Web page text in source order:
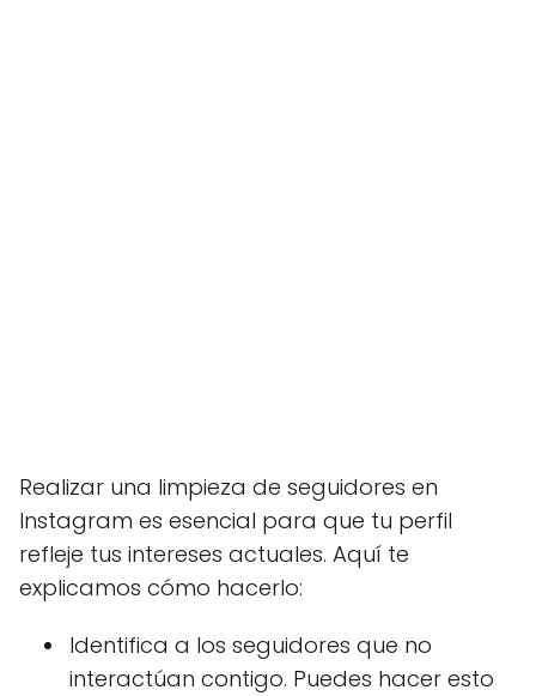
Realizar una limpieza de seguidores en
Instagram es esencial para que tu perfil
refleje tus intereses actuales. Aquí te
explicamos cómo hacerlo:
Identifica a los seguidores que no
interactúan contigo. Puedes hacer esto